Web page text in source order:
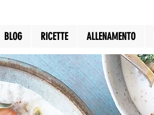
BLOG RICETTE ALLENAMENTO